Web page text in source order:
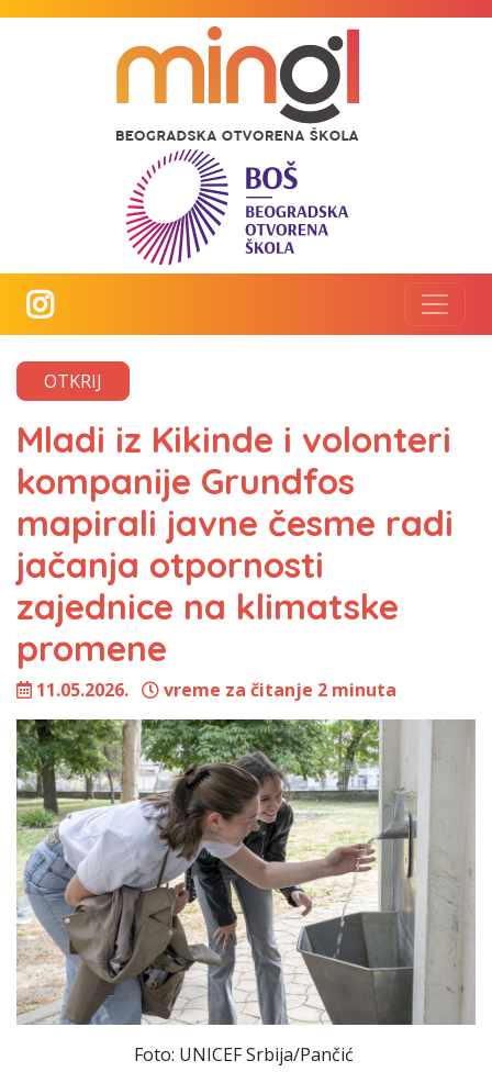
OTKRIJ
Mladi iz Kikinde i volonteri
kompanije Grundfos
mapirali javne česme radi
jačanja otpornosti
zajednice na klimatske
promene
11.05.2026. vreme za čitanje 2 minuta
Foto: UNICEF Srbija/Pančić